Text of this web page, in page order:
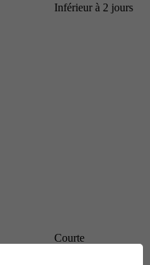
Inférieur à 2 jours
Courte